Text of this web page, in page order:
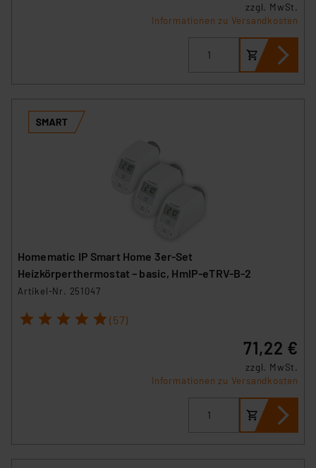
zzgl. MwSt.
Informationen zu Versandkosten
Homematic IP Smart Home 3er-Set
Heizkörperthermostat – basic, HmIP-eTRV-B-2
Artikel-Nr. 251047
1 2 3 4 5 (57)
71,22 €
zzgl. MwSt.
Informationen zu Versandkosten